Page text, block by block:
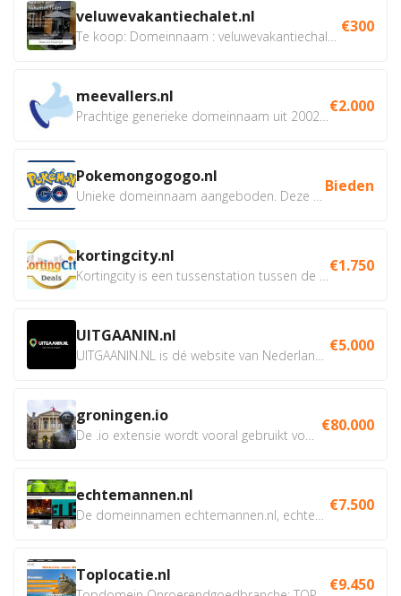
veluwevakantiechalet.nl €300
meevallers.nl €2.000
Pokemongogogo.nl Bieden
kortingcity.nl €1.750
UITGAANIN.nl €5.000
groningen.io €80.000
echtemannen.nl €7.500
Toplocatie.nl €9.450